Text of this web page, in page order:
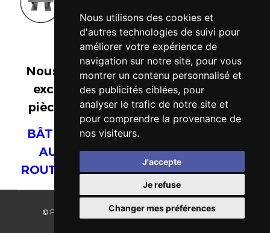
Nous utilisons des cookies et
d'autres technologies de suivi pour
améliorer votre expérience de
navigation sur notre site, pour vous
montrer un contenu personnalisé et
des publicités ciblées, pour
analyser le trafic de notre site et
pour comprendre la provenance de
nos visiteurs.
J'accepte
Je refuse
Changer mes préférences
Nous sommes reconnus pour notre
excellence dans la fabrication de
pièces pour les secteurs suivants :
BÂTIMENT ET TRAVAUX PUBLICS
AUTOROUTE/SIGNALISATION
ROUTIÈRE/INDUSTRIE MÉCANIQUE
© Provemat | Mentions légales|Cookies|Design et